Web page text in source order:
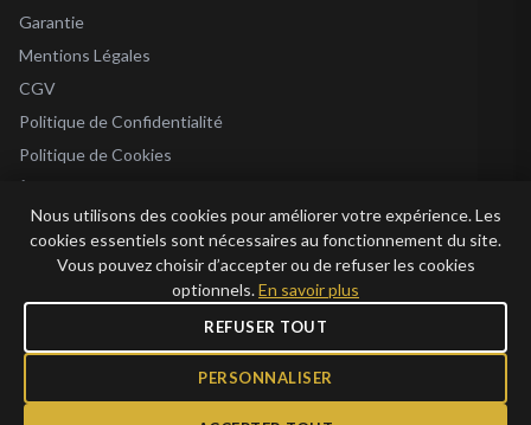
Garantie
Mentions Légales
CGV
Politique de Confidentialité
Politique de Cookies
À Propos
Blog
Bijoux en Vogue SAS · SIRET 915 286 975 00015 · RCS Antibes · TVA FR69 915
286 975 · Capital 1 000 €
Nous utilisons des cookies pour améliorer votre expérience. Les
cookies essentiels sont nécessaires au fonctionnement du site.
Vous pouvez choisir d’accepter ou de refuser les cookies
optionnels.En savoir plus
REFUSER TOUT
PERSONNALISER